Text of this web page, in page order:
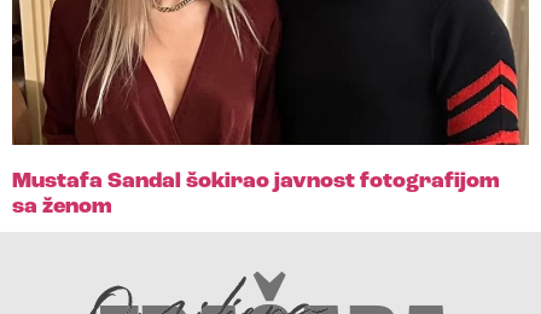
Mustafa Sandal šokirao javnost fotografijom
sa ženom